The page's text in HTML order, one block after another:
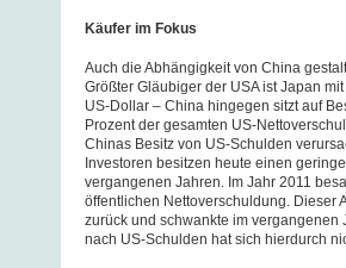
Käufer im Fokus
Auch die Abhängigkeit von China
Größter Gläubiger der USA ist Japan
US-Dollar – China hingegen sitzt auf
Prozent der gesamten US-
Chinas Besitz von US-Schulden
Investoren besitzen heute einen
vergangenen Jahren. Im Jahr 2011
öffentlichen Nettoverschuldung. Dieser
zurück und schwankte im vergangenen
nach US-Schulden hat sich hierdurch